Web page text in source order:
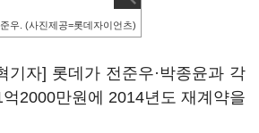
우. (사진제공=롯데자이언츠)
기자] 롯데가 전준우·박종윤과 각
2000만원에 2014년도 재계약을